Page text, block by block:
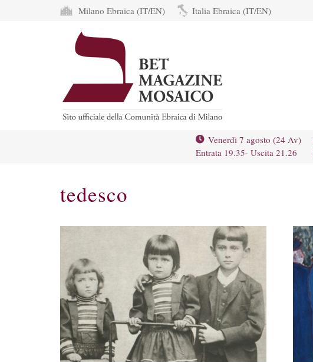
Milano Ebraica (IT/EN) Italia Ebraica (IT/EN)
Venerdì 7 agosto (24 Av)
Entrata 19.35- Uscita 21.26
tedesco